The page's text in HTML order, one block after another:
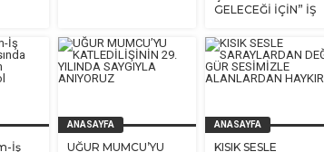
GELECEĞİ İÇİN” İŞ
İş
ANASAYFA
UĞUR MUMCU’YU
ANASAYFA
KISIK SESLE